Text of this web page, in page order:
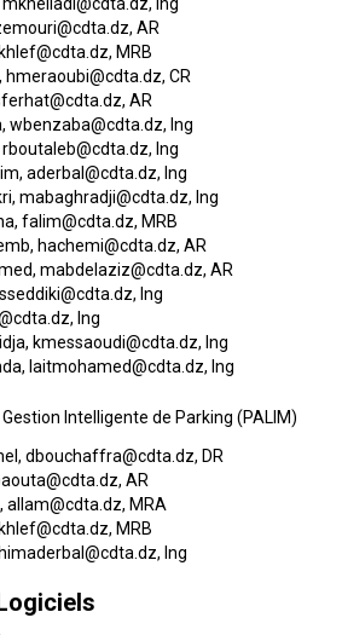
AR
MRB
hmeraoubi@cdta.dz, CR
AR
wbenzaba@cdta.dz, Ing
Ing
aderbal@cdta.dz, Ing
mabaghradji@cdta.dz, Ing
falim@cdta.dz, MRB
hachemi@cdta.dz, AR
mabdelaziz@cdta.dz, AR
Ing
Ing
kmessaoudi@cdta.dz, Ing
laitmohamed@cdta.dz, Ing
Gestion Intelligente de Parking (PALIM)
dbouchaffra@cdta.dz, DR
AR
MRA
MRB
Ing